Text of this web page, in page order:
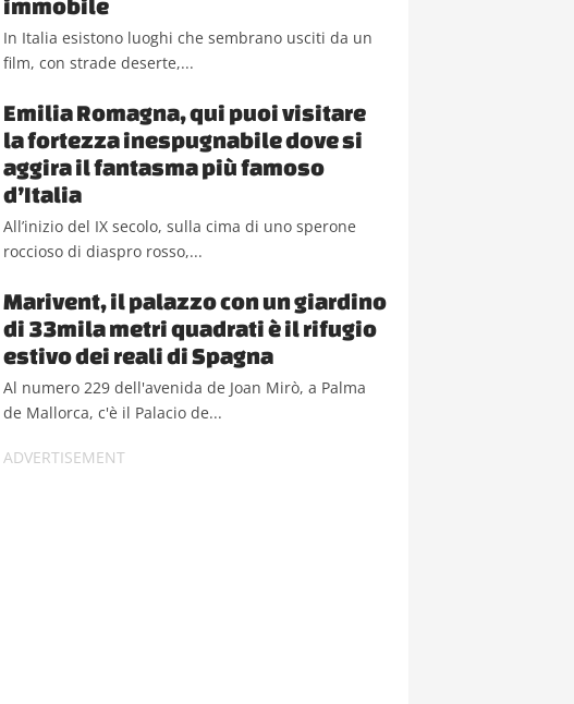
immobile
In Italia esistono luoghi che sembrano usciti da un
film, con strade deserte,...
Emilia Romagna, qui puoi visitare
la fortezza inespugnabile dove si
aggira il fantasma più famoso
d’Italia
All’inizio del IX secolo, sulla cima di uno sperone
roccioso di diaspro rosso,...
Marivent, il palazzo con un giardino
di 33mila metri quadrati è il rifugio
estivo dei reali di Spagna
Al numero 229 dell'avenida de Joan Mirò, a Palma
de Mallorca, c'è il Palacio de...